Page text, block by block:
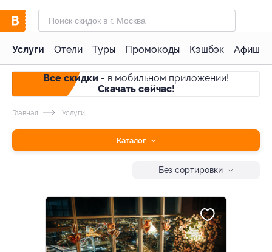
Услуги Отели Туры Промокоды Кэшбэк Афиша
Все скидки - в мобильном приложении!
Скачать сейчас!
Главная Услуги
Каталог
Без сортировки